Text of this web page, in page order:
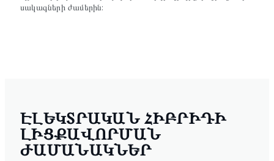
սակագների ժամերին:
ԷԼԵԿՏՐԱԿԱՆ ՀԻԲՐԻԴԻ
ԼԻՑՔԱՎՈՐՄԱՆ
ԺԱՄԱՆԱԿՆԵՐ